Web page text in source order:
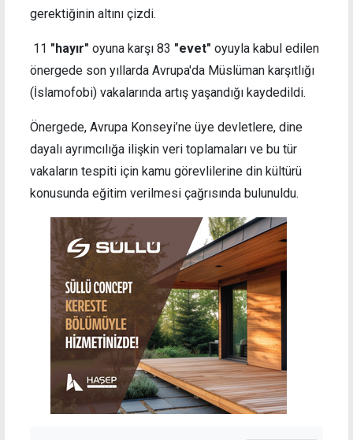
gerektiğinin altını çizdi.
11 "hayır" oyuna karşı 83 "evet" oyuyla kabul edilen
önergede son yıllarda Avrupa'da Müslüman karşıtlığı
(İslamofobi) vakalarında artış yaşandığı kaydedildi.
Önergede, Avrupa Konseyi’ne üye devletlere, dine
dayalı ayrımcılığa ilişkin veri toplamaları ve bu tür
vakaların tespiti için kamu görevlilerine din kültürü
konusunda eğitim verilmesi çağrısında bulunuldu.